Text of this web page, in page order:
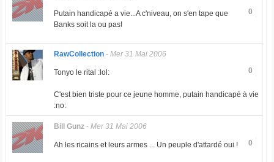
0
Putain handicapé a vie...A c'niveau, on s'en tape que
Banks soit la ou pas!
RawCollection- Mer 31 Mai 2006
0
Tonyo le rital :lol:
C'est bien triste pour ce jeune homme, putain handicapé à vie
:no:
Bill Gunz- Mer 31 Mai 2006
0
Ah les ricains et leurs armes ... Un peuple d'attardé oui !